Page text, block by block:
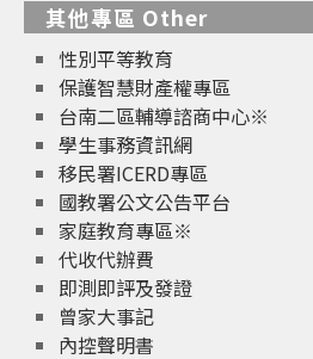
其他專區 Other
性別平等教育
保護智慧財產權專區
台南二區輔導諮商中心※
學生事務資訊網
移民署ICERD專區
國教署公文公告平台
家庭教育專區※
代收代辦費
即測即評及發證
曾家大事記
內控聲明書